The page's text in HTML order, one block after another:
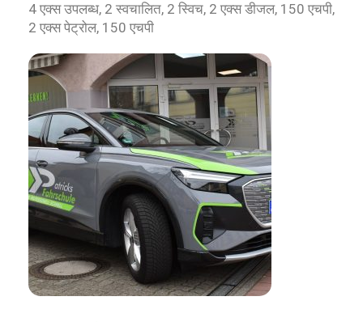
4 एक्स उपलब्ध, 2 स्वचालित, 2 स्विच, 2 एक्स डीजल, 150 एचपी,
2 एक्स पेट्रोल, 150 एचपी